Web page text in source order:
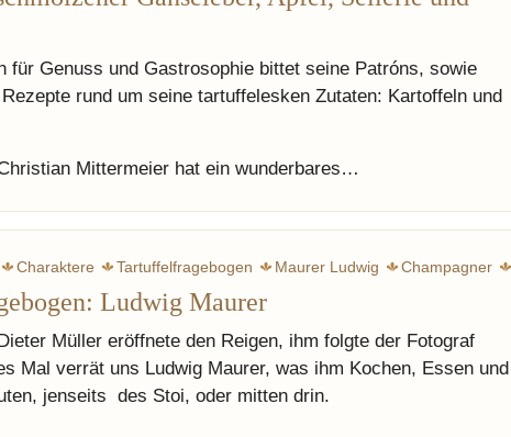
für Genuss und Gastrosophie bittet seine Patróns, sowie
rund um seine tartuffelesken Zutaten: Kartoffeln und
Mittermeier hat ein wunderbares…
Charaktere Tartuffelfragebogen Maurer Ludwig Champagner
Ludwig Maurer
Müller eröffnete den Reigen, ihm folgte der Fotograf
Mal verrät uns Ludwig Maurer, was ihm Kochen, Essen und
jenseits des Stoi, oder mitten drin.